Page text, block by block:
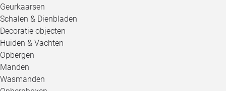
Geurkaarsen
Schalen & Dienbladen
Decoratie objecten
Huiden & Vachten
Opbergen
Manden
Wasmanden